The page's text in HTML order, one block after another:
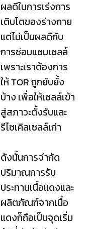
ผลดีในการเร่งการ
เติบโตของร่างกาย
แต่ไม่เป็นผลดีกับ
การซ่อมแซมเซลล์
เพราะเราต้องการ
ให้ TOR ถูกยับยั้ง
บ้าง เพื่อให้เซลล์เข้า
สู่สภาวะตั้งรับและ
รีไซเคิลเซลล์เก่า
ดังนั้นการจำกัด
ปริมาณการรับ
ประทานเนื้อแดงและ
ผลิตภัณฑ์จากเนื้อ
แดงก็ถือเป็นจุดเริ่ม